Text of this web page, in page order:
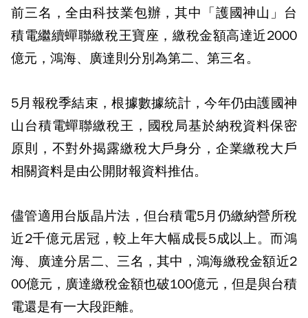
前三名，全由科技業包辦，其中「護國神山」台
積電繼續蟬聯繳稅王寶座，繳稅金額高達近2000
億元，鴻海、廣達則分別為第二、第三名。
5月報稅季結束，根據數據統計，今年仍由護國神
山台積電蟬聯繳稅王，國稅局基於納稅資料保密
原則，不對外揭露繳稅大戶身分，企業繳稅大戶
相關資料是由公開財報資料推估。
儘管適用台版晶片法，但台積電5月仍繳納營所稅
近2千億元居冠，較上年大幅成長5成以上。而鴻
海、廣達分居二、三名，其中，鴻海繳稅金額近2
00億元，廣達繳稅金額也破100億元，但是與台積
電還是有一大段距離。